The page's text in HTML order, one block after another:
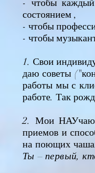
- чтобы
состоянием ,
- чтобы
- чтобы
1. Свои
даю советы
работы мы с
работе. Так
2. Мои
приемов и
на поющих
Ты – первый,